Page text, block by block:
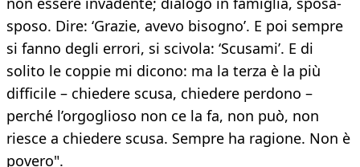
sposo. Dire: ‘Grazie, avevo bisogno’. E poi sempre
si fanno degli errori, si scivola: ‘Scusami’. E di
solito le coppie mi dicono: ma la terza è la più
difficile – chiedere scusa, chiedere perdono –
perché l’orgoglioso non ce la fa, non può, non
riesce a chiedere scusa. Sempre ha ragione. Non è
povero".